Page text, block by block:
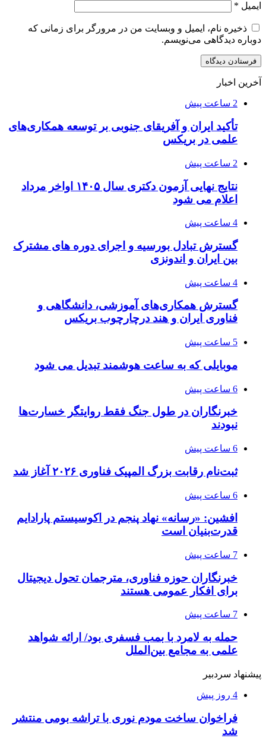
ایمیل *
ذخیره نام، ایمیل و وبسایت من در مرورگر برای زمانی که
دوباره دیدگاهی می‌نویسم.
آخرین اخبار
2 ساعت پیش
تأکید ایران و آفریقای جنوبی بر توسعه همکاری‌های
علمی در بریکس
2 ساعت پیش
نتایج نهایی آزمون دکتری سال ۱۴۰۵ اواخر مرداد
اعلام می شود
4 ساعت پیش
گسترش تبادل بورسیه و اجرای دوره های مشترک
بین ایران و اندونزی
4 ساعت پیش
گسترش همکاری‌های آموزشی، دانشگاهی و
فناوری ایران و هند درچارچوب بریکس
5 ساعت پیش
موبایلی که به ساعت هوشمند تبدیل می شود
6 ساعت پیش
خبرنگاران در طول جنگ فقط روایتگر خسارت‌ها
نبودند
6 ساعت پیش
ثبت‌نام رقابت بزرگ المپیک فناوری ۲۰۲۶ آغاز شد
6 ساعت پیش
افشین: «رسانه» نهاد پنجم در اکوسیستم پارادایم
قدرت‌بنیان است
7 ساعت پیش
خبرنگاران حوزه فناوری، مترجمان تحول دیجیتال
برای افکار عمومی هستند
7 ساعت پیش
حمله به لامرد با بمب فسفری بود/ ارائه شواهد
علمی به مجامع بین‌الملل
پیشنهاد سردبیر
4 روز پیش
فراخوان ساخت مودم نوری با تراشه بومی منتشر
شد